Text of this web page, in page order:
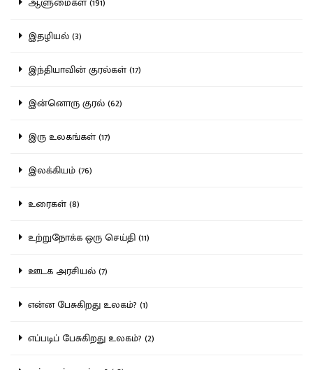
இதழியல் (3)
இந்தியாவின் குரல்கள் (17)
இன்னொரு குரல் (62)
இரு உலகங்கள் (17)
இலக்கியம் (76)
உரைகள் (8)
உற்றுநோக்க ஒரு செய்தி (11)
ஊடக அரசியல் (7)
என்ன பேசுகிறது உலகம்? (1)
எப்படிப் பேசுகிறது உலகம்? (2)